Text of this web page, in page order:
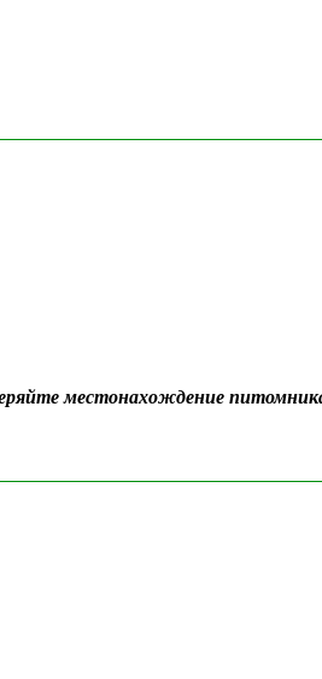
местонахождение